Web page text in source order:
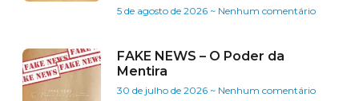
5 de agosto de 2026 Nenhum comentário
FAKE NEWS – O Poder da
Mentira
30 de julho de 2026 Nenhum comentário